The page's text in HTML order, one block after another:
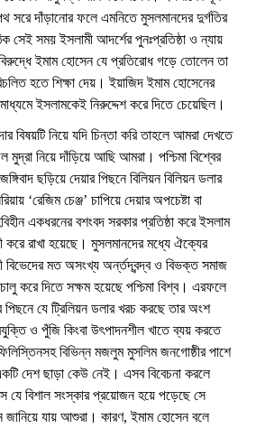
সরে দাঁড়ানোর ফলে এমনিতে মুসলমানদের দুর্গতির
সেই সময় ইসলামী আদর্শের পুনঃপ্রতিষ্ঠা ও ন্যায়
বিরুদ্ধে ইমাম হোসেন যে প্রতিরোধ গড়ে তোলেন তা
হতে শিক্ষা দেয়। ইয়াজিদ ইমাম হোসেনের
ইসলামকেই নিরুদ্দেশ করে দিতে চেয়েছিল।
বিষয়টি নিয়ে যদি চিন্তা করি তাহলে আমরা দেখতে
মুদ্রা নিয়ে দাঁড়িয়ে আছি আমরা। পশ্চিমা বিশ্বের
ছড়িয়ে দেয়ার পিছনে বিলিয়ন বিলিয়ন ডলার
‘রেজিম চেঞ্জ’ চাপিয়ে দেয়ার অপচেষ্টা বা
একধরনের বশংবদ সরকার প্রতিষ্ঠা করে ইসলাম
করে রাখা হয়েছে। মুসলমানদের মধ্যে ঐক্যের
বিভেদের মত অসংখ্য অর্ন্তদ্বন্দ্ব ও বিভক্ত সমাজ
করে দিতে সক্ষম হয়েছে পশ্চিমা বিশ্ব। এরফলে
যে ট্রিলিয়ন ডলার খরচ করছে তার অংশ
ও পুঁজি কিংবা উৎপাদনশীল খাতে ব্যয় করতে
বিভিন্ন মজলুম মুসলিম জনগোষ্ঠীর পাশে
দেশ ছাড়া কেউ নেই। এসব বিবেচনা করলে
যে বিশাল সংস্কার প্রয়োজন হয়ে পড়েছে সে
জানিয়ে যায় আশুরা। কারণ, ইমাম হোসেন বলে